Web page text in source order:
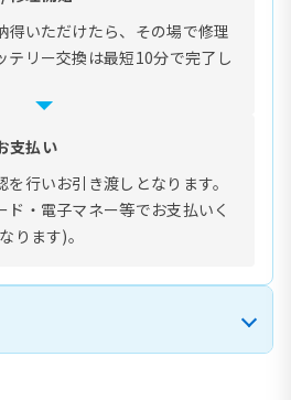
得いただけたら、その場で修理
テリー交換は最短10分で完了し
支払い
行いお引き渡しとなります。
ド・電子マネー等でお支払いく
ります)。